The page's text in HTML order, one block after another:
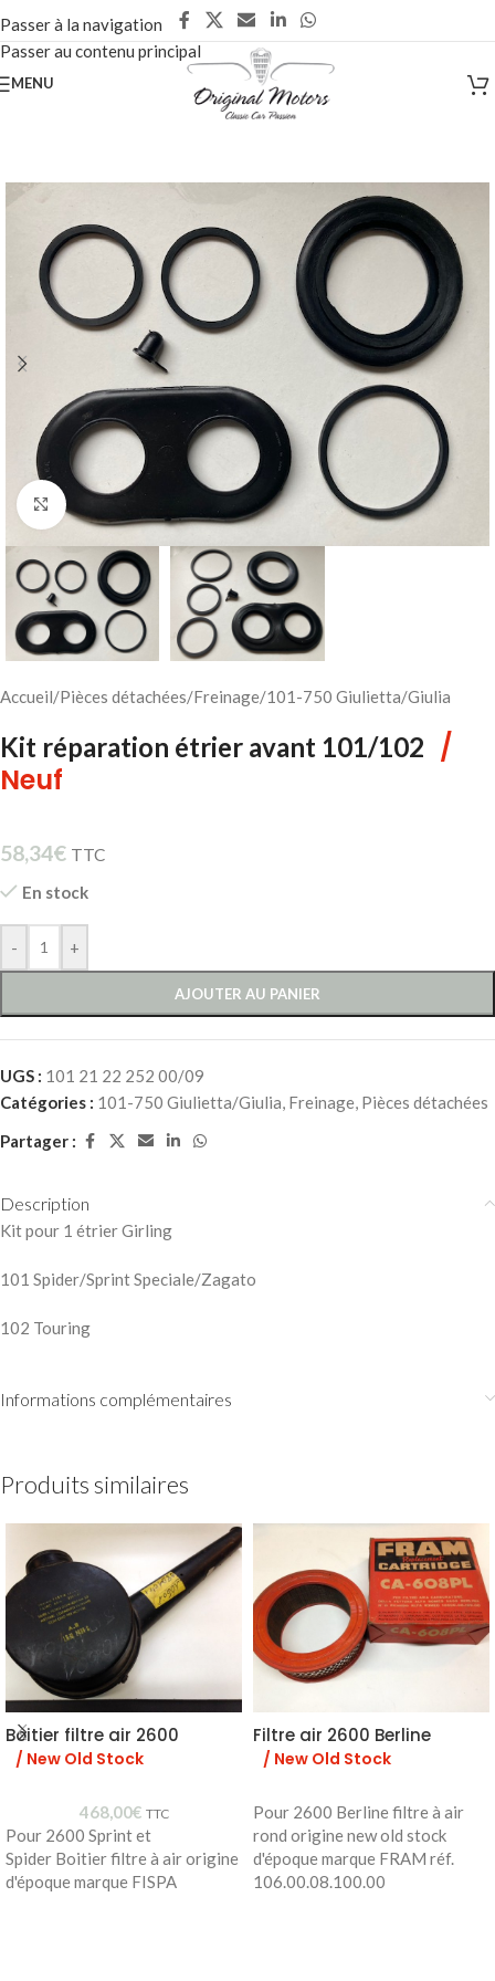
Passer à la navigation
Passer au contenu principal
MENU
Cliquez pour agrandir
Accueil/Pièces détachées/Freinage/101-750 Giulietta/Giulia
Kit réparation étrier avant 101/102 /
Neuf
58,34€ TTC
En stock
- +
AJOUTER AU PANIER
UGS : 101 21 22 252 00/09
Catégories : 101-750 Giulietta/Giulia, Freinage, Pièces détachées
Partager :
Description
Kit pour 1 étrier Girling
101 Spider/Sprint Speciale/Zagato
102 Touring
Informations complémentaires
Produits similaires
Boitier filtre air 2600
/ New Old Stock
468,00€ TTC
Pour 2600 Sprint et
Spider Boitier filtre à air origine
d'époque marque FISPA
Filtre air 2600 Berline
/ New Old Stock
Pour 2600 Berline filtre à air
rond origine new old stock
d'époque marque FRAM réf.
106.00.08.100.00